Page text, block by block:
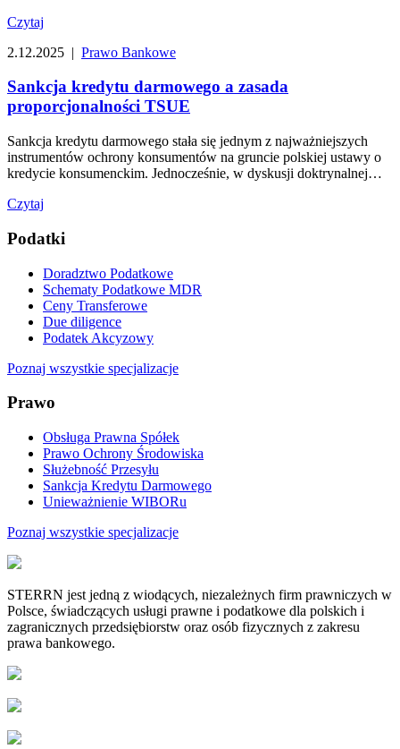
Czytaj
2.12.2025 | Prawo Bankowe
Sankcja kredytu darmowego a zasada
proporcjonalności TSUE
Sankcja kredytu darmowego stała się jednym z najważniejszych
instrumentów ochrony konsumentów na gruncie polskiej ustawy o
kredycie konsumenckim. Jednocześnie, w dyskusji doktrynalnej…
Czytaj
Podatki
Doradztwo Podatkowe
Schematy Podatkowe MDR
Ceny Transferowe
Due diligence
Podatek Akcyzowy
Poznaj wszystkie specjalizacje
Prawo
Obsługa Prawna Spółek
Prawo Ochrony Środowiska
Służebność Przesyłu
Sankcja Kredytu Darmowego
Unieważnienie WIBORu
Poznaj wszystkie specjalizacje
STERRN jest jedną z wiodących, niezależnych firm prawniczych w
Polsce, świadczących usługi prawne i podatkowe dla polskich i
zagranicznych przedsiębiorstw oraz osób fizycznych z zakresu
prawa bankowego.